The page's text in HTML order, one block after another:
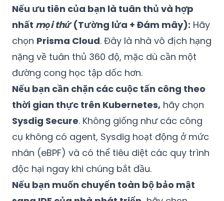
Nếu ưu tiên của bạn là tuân thủ và hợp
nhất mọi thứ(Tường lửa + Đám mây): Hãy
chọn Prisma Cloud. Đây là nhà vô địch hạng
nặng về tuân thủ 360 độ, mặc dù cần một
đường cong học tập dốc hơn.
Nếu bạn cần chặn các cuộc tấn công theo
thời gian thực trên Kubernetes, hãy chọn
Sysdig Secure. Không giống như các công
cụ không có agent, Sysdig hoạt động ở mức
nhân (eBPF) và có thể tiêu diệt các quy trình
độc hại ngay khi chúng bắt đầu.
Nếu bạn muốn chuyển toàn bộ bảo mật